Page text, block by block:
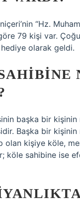
“Hz.
79 kişi var.
hediye olarak geldi.
başka bir kişinin
Başka bir kişinin
olan kişiye köle,
köle sahibine ise